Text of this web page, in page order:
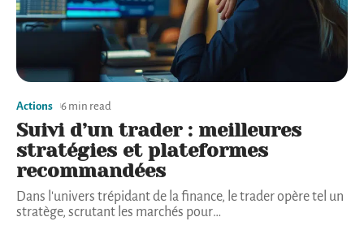
Actions 6 min read
Suivi d’un trader : meilleures
stratégies et plateformes
recommandées
Dans l'univers trépidant de la finance, le trader opère tel un
stratège, scrutant les marchés pour…